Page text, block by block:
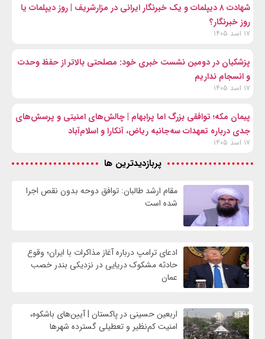
شهادت ۸ دیپلمات و یک خبرنگار ایرانی در مزارشریف | روز دیپلمات یا
روز خبرنگار؟
۱۷ اسد ۱۴۰۵
پزشکیان در دومین نشست خبری خود: مصلحتی بالاتر از حفظ وحدت
و انسجام نداریم
۱۷ اسد ۱۴۰۵
پیمان مکه؛ توافقی بزرگ اما پرابهام | چالش‌های امنیتی و پرسش‌های
جدی درباره تعهدات سه‌جانبه ریاض، آنکارا و اسلام‌آباد
۱۷ اسد ۱۴۰۵
پربازدیدترین ها
مقام ارشد طالبان: توافق دوحه بدون نقص اجرا
شده است
ادعای ترامپ درباره آغاز مذاکرات با ایران؛ وقوع
حادثه مشکوک دریایی در نزدیکی بندر خصب
عمان
اربعین حسینی در پاکستان | آیین‌های باشکوه،
امنیت کم‌نظیر و تعطیلی گسترده شهرها